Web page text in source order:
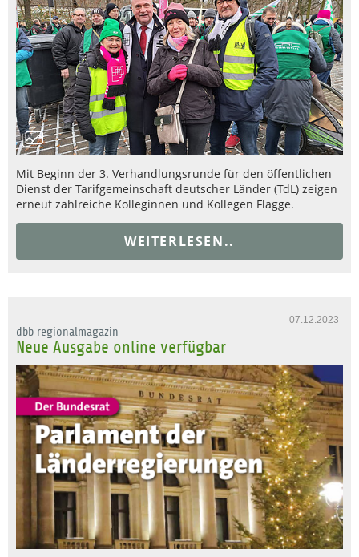
Mit Beginn der 3. Verhandlungsrunde für den öffentlichen
Dienst der Tarifgemeinschaft deutscher Länder (TdL) zeigen
erneut zahlreiche Kolleginnen und Kollegen Flagge.
WEITERLESEN..
07.12.2023
dbb regionalmagazin
Neue Ausgabe online verfügbar